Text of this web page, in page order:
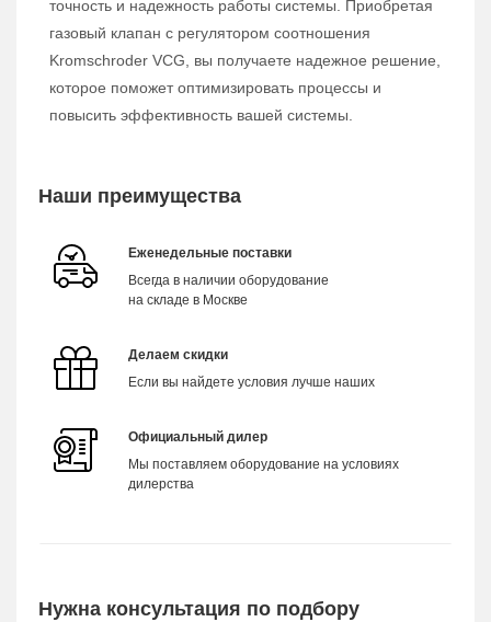
точность и надежность работы системы. Приобретая
газовый клапан с регулятором соотношения
Kromschroder VCG, вы получаете надежное решение,
которое поможет оптимизировать процессы и
повысить эффективность вашей системы.
Наши преимущества
Еженедельные поставки
Всегда в наличии оборудование
на складе в Москве
Делаем скидки
Если вы найдете условия лучше наших
Официальный дилер
Мы поставляем оборудование на условиях
дилерства
Нужна консультация по подбору